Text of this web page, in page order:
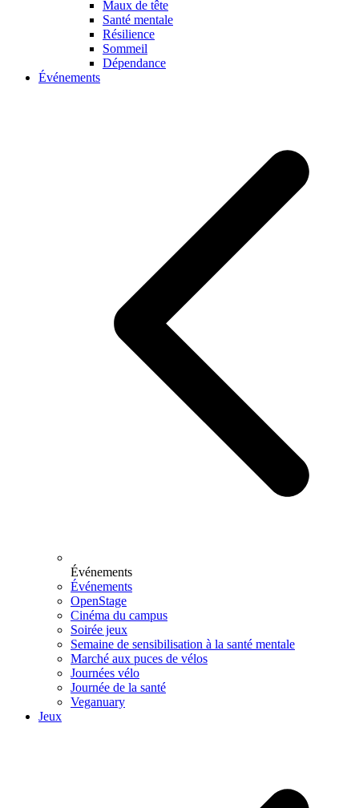
Maux de tête
Santé mentale
Résilience
Sommeil
Dépendance
Événements
Événements
Événements
OpenStage
Cinéma du campus
Soirée jeux
Semaine de sensibilisation à la santé mentale
Marché aux puces de vélos
Journées vélo
Journée de la santé
Veganuary
Jeux